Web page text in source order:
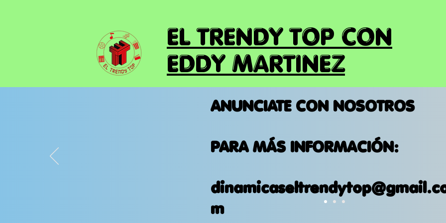
EL TRENDY TOP CON
EDDY MARTINEZ
ANUNCIATE CON NOSOTROS
PARA MÁS INFORMACIÓN:
m